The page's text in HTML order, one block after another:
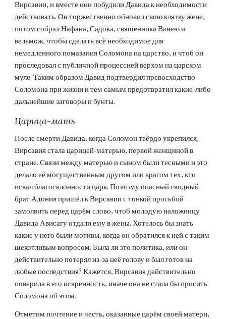
Вирсавии, и вместе они побудили Давида к необходимости
действовать. Он торжественно обновил свою клятву жене,
потом собрал Нафана, Садока, священника Ванею и
вельмож, чтобы сделать всё необходимое для
немедленного помазания Соломона на царство, и чтоб он
проследовал с публичной процессией верхом на царском
муле. Таким образом Давид подтвердил превосходство
Соломона при жизни и тем самым предотвратил какие-либо
дальнейшие заговоры и бунты.
Царица-мать
После смерти Давида, когда Соломон твёрдо укрепился,
Вирсавия стала царицей-матерью, первой женщиной в
стране. Связи между матерью и сыном были тесными и это
делало её могущественным другом или врагом тех, кто
искал благосклонности царя. Поэтому опасный сводный
брат Адония пришёл к Вирсавии с тонкой просьбой
замолвить перед царём слово, чтоб молодую наложницу
Давида Ависагу отдали ему в жены. Хотелось бы знать
какие у него были мотивы, когда он обратился к ней с таким
щекотливым вопросом. Была ли это политика, или он
действительно потерял из-за неё голову и был готов на
любые последствия? Кажется, Вирсавия действительно
поверила в его искренность, иначе она не стала бы просить
Соломона об этом.
Отметим почтение и честь, оказанные царём своей матери,